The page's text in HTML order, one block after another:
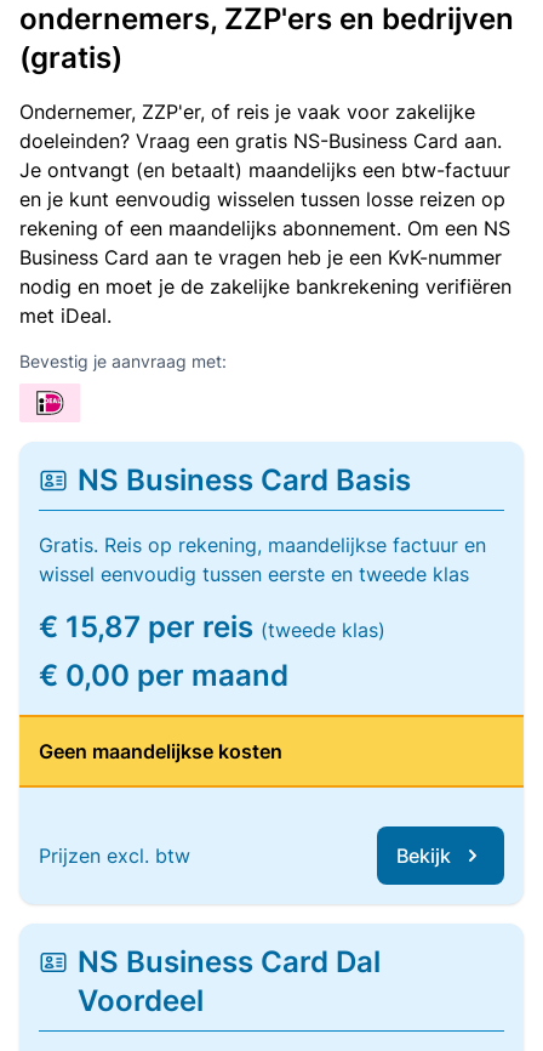
ondernemers, ZZP'ers en bedrijven
(gratis)
Ondernemer, ZZP'er, of reis je vaak voor zakelijke
doeleinden? Vraag een gratis NS-Business Card aan.
Je ontvangt (en betaalt) maandelijks een btw-factuur
en je kunt eenvoudig wisselen tussen losse reizen op
rekening of een maandelijks abonnement. Om een NS
Business Card aan te vragen heb je een KvK-nummer
nodig en moet je de zakelijke bankrekening verifiëren
met iDeal.
Bevestig je aanvraag met:
NS Business Card Basis
Gratis. Reis op rekening, maandelijkse factuur en
wissel eenvoudig tussen eerste en tweede klas
€ 15,87 per reis (tweede klas)
€ 0,00 per maand
Geen maandelijkse kosten
Prijzen excl. btw Bekijk
NS Business Card Dal
Voordeel